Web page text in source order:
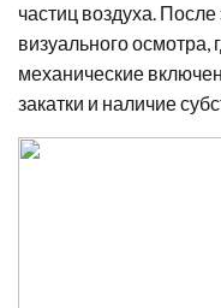
частиц воздуха.
визуального осмотра,
механические
закатки и наличие